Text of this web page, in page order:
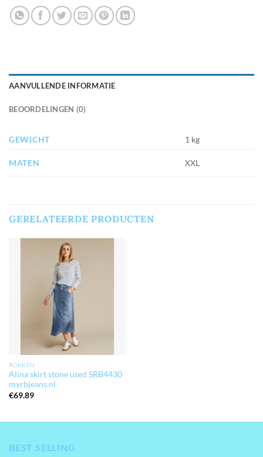
AANVULLENDE INFORMATIE
BEOORDELINGEN (0)
GEWICHT 1 kg
MATEN XXL
GERELATEERDE PRODUCTEN
ROKKEN
Alina skirt stone used SRB4430
myrbjeans.nl
€69.89
BEST SELLING